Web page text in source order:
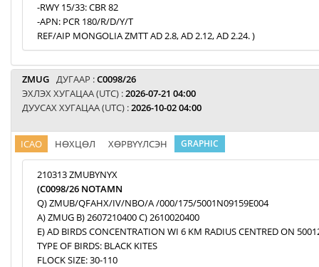
-RWY 15/33: CBR 82
-APN: PCR 180/R/D/Y/T
REF/AIP MONGOLIA ZMTT AD 2.8, AD 2.12, AD 2.24. )
ZMUG ДУГААР :C0098/26
ЭХЛЭХ ХУГАЦАА (UTC) :2026-07-21 04:00
ДУУСАХ ХУГАЦАА (UTC) :2026-10-02 04:00
ICAO НӨХЦӨЛ ХӨРВҮҮЛСЭН GRAPHIC
210313 ZMUBYNYX
(C0098/26 NOTAMN
Q) ZMUB/QFAHX/IV/NBO/A /000/175/5001N09159E004
A) ZMUG B) 2607210400 C) 2610020400
E) AD BIRDS CONCENTRATION WI 6 KM RADIUS CENTRED ON
TYPE OF BIRDS: BLACK KITES
FLOCK SIZE: 30-110